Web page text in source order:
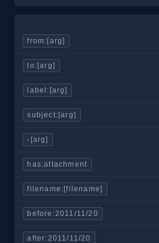
from:[arg]
to:[arg]
label:­[arg]
subjec­t:[arg]
-[arg]
has:at­tac­hment
filena­me:­[fi­lename]
before­:20­11/­11/20
after:­201­1/11/20